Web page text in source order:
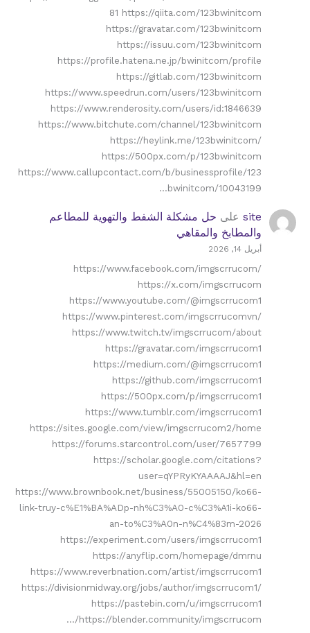
81 https://qiita.com/123bwinitcom
https://gravatar.com/123bwinitcom
https://issuu.com/123bwinitcom
https://profile.hatena.ne.jp/bwinitcom/profile
https://gitlab.com/123bwinitcom
https://www.speedrun.com/users/123bwinitcom
https://www.renderosity.com/users/id:1846639
https://www.bitchute.com/channel/123bwinitcom
https://heylink.me/123bwinitcom/
https://500px.com/p/123bwinitcom
https://www.callupcontact.com/b/businessprofile/123
bwinitcom/10043199…
site على حل مشكلة الشفط والتهوية للمطاعم
والمطابخ والمقاهي
أبريل 14, 2026
https://www.facebook.com/imgscrrucom/
https://x.com/imgscrrucom
https://www.youtube.com/@imgscrrucom1
https://www.pinterest.com/imgscrrucomvn/
https://www.twitch.tv/imgscrrucom/about
https://gravatar.com/imgscrrucom1
https://medium.com/@imgscrrucom1
https://github.com/imgscrrucom1
https://500px.com/p/imgscrrucom1
https://www.tumblr.com/imgscrrucom1
https://sites.google.com/view/imgscrrucom2/home
https://forums.starcontrol.com/user/7657799
https://scholar.google.com/citations?
user=qYPRyKYAAAAJ&hl=en
https://www.brownbook.net/business/55005150/ko66-
link-truy-c%E1%BA%ADp-nh%C3%A0-c%C3%A1i-ko66-
an-to%C3%A0n-n%C4%83m-2026
https://experiment.com/users/imgscrrucom1
https://anyflip.com/homepage/dmrnu
https://www.reverbnation.com/artist/imgscrrucom1
https://divisionmidway.org/jobs/author/imgscrrucom1/
https://pastebin.com/u/imgscrrucom1
https://blender.community/imgscrrucom/…